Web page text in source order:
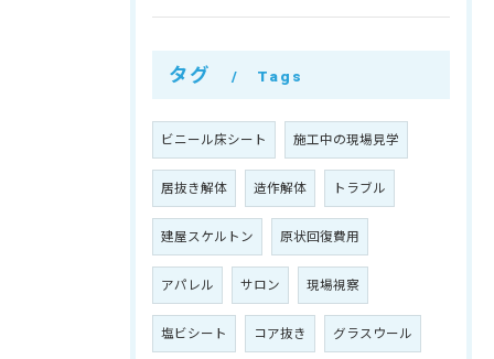
タグ Tags
ビニール床シート 施工中の現場見学
居抜き解体 造作解体 トラブル
建屋スケルトン 原状回復費用
アパレル サロン 現場視察
塩ビシート コア抜き グラスウール